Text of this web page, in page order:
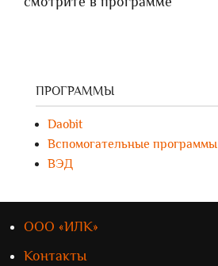
ПРОГРАММЫ
Daobit
Вспомогательные программы
ВЭД
ООО «ИЛК»
Контакты